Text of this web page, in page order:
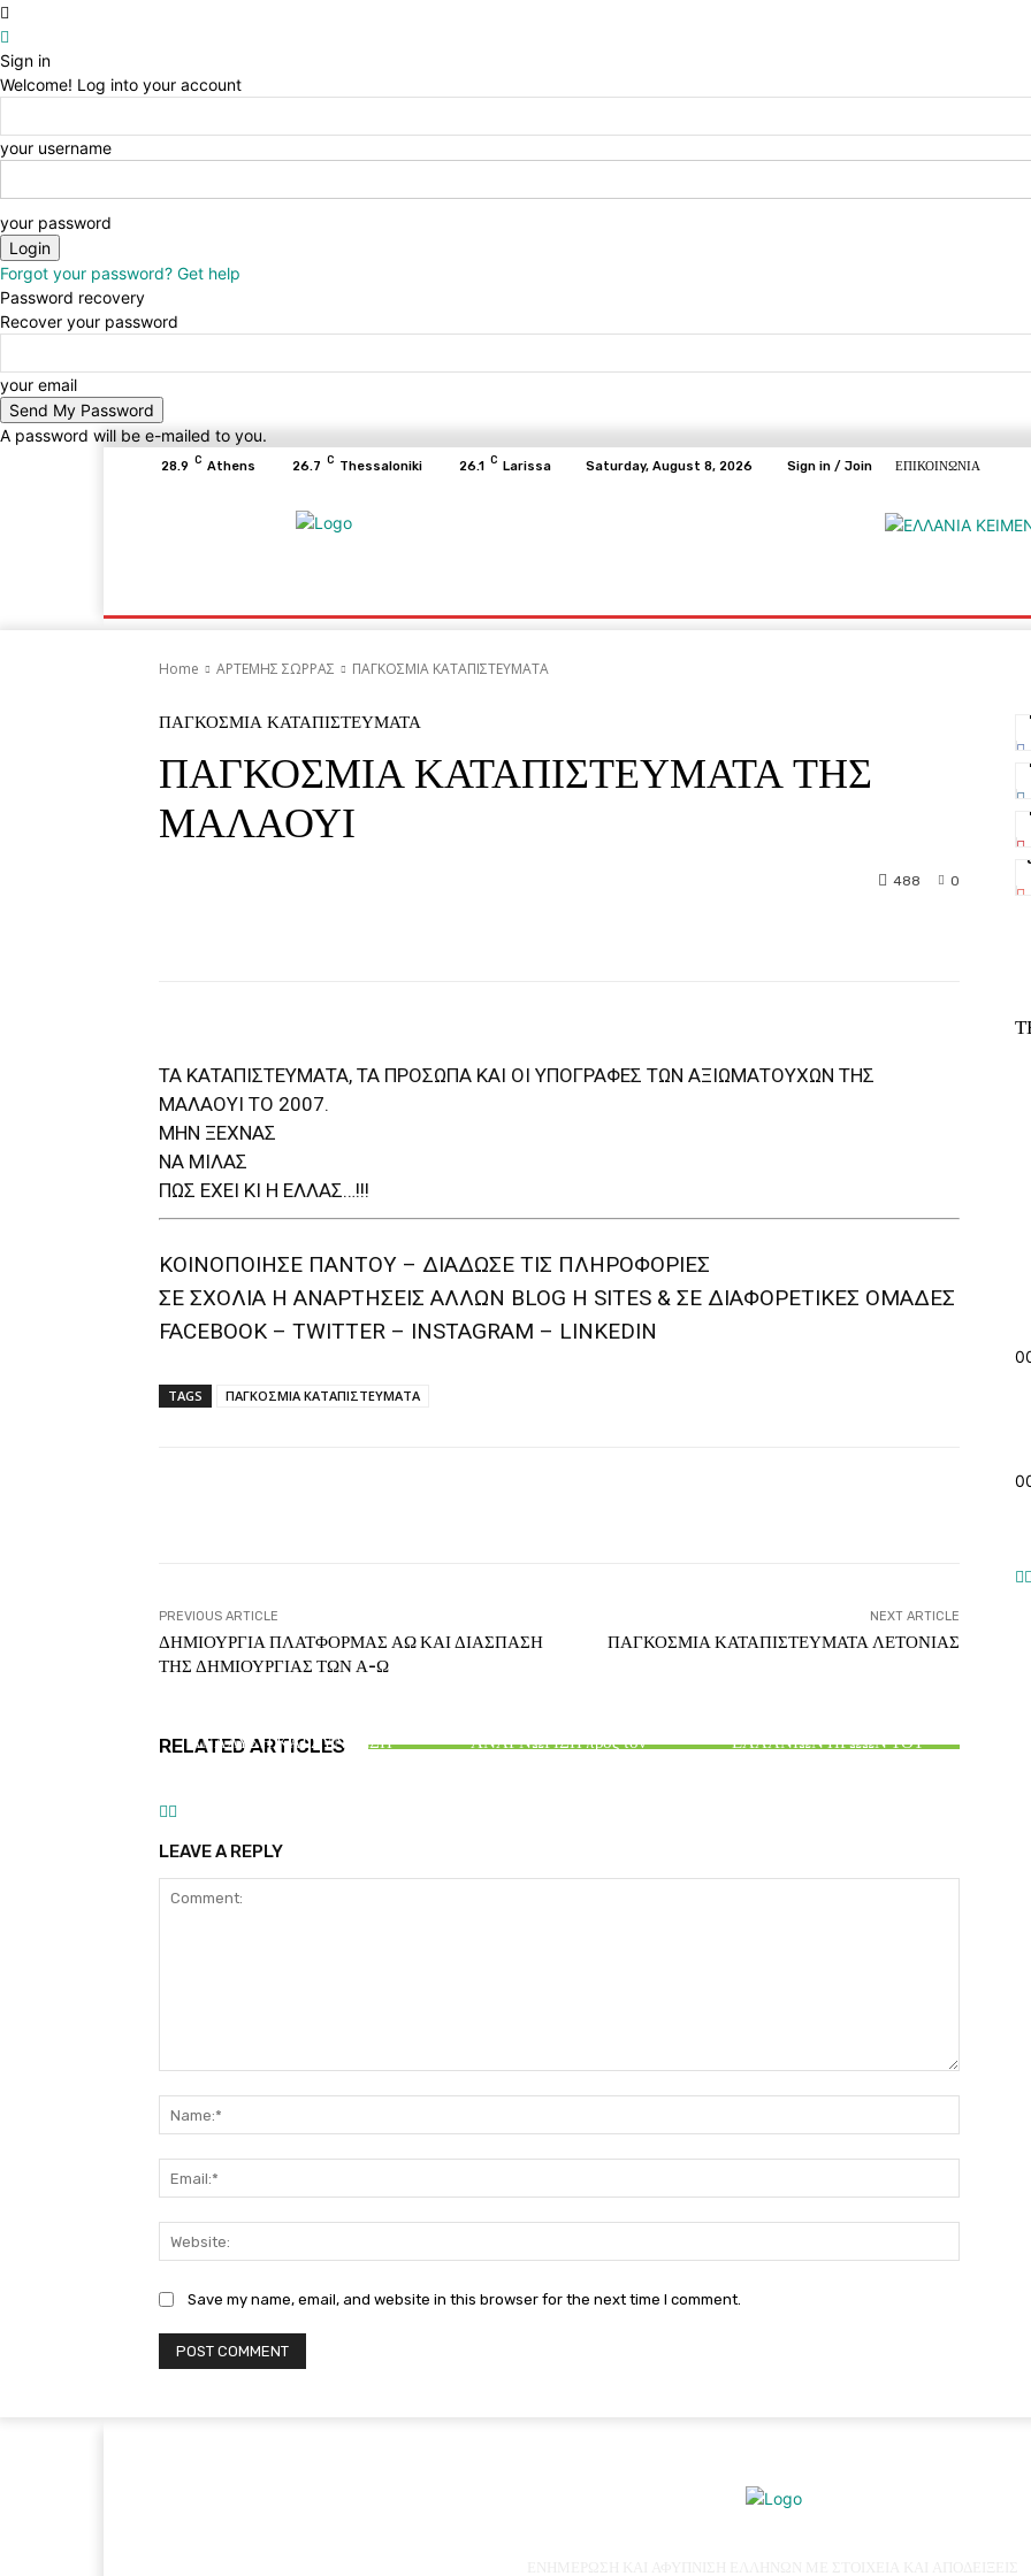
Sign in
Welcome! Log into your account
your username
your password
Forgot your password? Get help
Password recovery
Recover your password
your email
A password will be e-mailed to you.
28.9 C Athens 26.7 C Thessaloniki 26.1 C Larissa Saturday, August 8, 2026 Sign in / Join ΕΠΙΚΟΙΝΩΝΙΑ
Home ΑΡΤΕΜΗΣ ΣΩΡΡΑΣ ΠΑΓΚΟΣΜΙΑ ΚΑΤΑΠΙΣΤΕΥΜΑΤΑ
ΠΑΓΚΟΣΜΙΑ ΚΑΤΑΠΙΣΤΕΥΜΑΤΑ
ΠΑΓΚΟΣΜΙΑ ΚΑΤΑΠΙΣΤΕΥΜΑΤΑ ΤΗΣ
ΜΑΛΑΟΥΙ
0
488
ΤΑ ΚΑΤΑΠΙΣΤΕΥΜΑΤΑ, ΤΑ ΠΡΟΣΩΠΑ ΚΑΙ ΟΙ ΥΠΟΓΡΑΦΕΣ ΤΩΝ ΑΞΙΩΜΑΤΟΥΧΩΝ ΤΗΣ
ΜΑΛΑΟΥΙ ΤΟ 2007.
ΜΗΝ ΞΕΧΝΑΣ
ΝΑ ΜΙΛΑΣ
ΠΩΣ ΕΧΕΙ ΚΙ Η ΕΛΛΑΣ…!!!
ΚΟΙΝΟΠΟΙΗΣΕ ΠΑΝΤΟΥ – ΔΙΑΔΩΣΕ ΤΙΣ ΠΛΗΡΟΦΟΡΙΕΣ
ΣΕ ΣΧΟΛΙΑ H ΑΝAΡΤΗΣΕΙΣ ΑΛΛΩΝ BLOG H SITES & ΣΕ ΔΙΑΦΟΡΕTIKEΣ ΟΜΑΔΕΣ
FACEBOOK – TWITTER – INSTAGRAM – LINKEDIN
TAGS ΠΑΓΚΟΣΜΙΑ ΚΑΤΑΠΙΣΤΕΥΜΑΤΑ
PREVIOUS ARTICLE
ΔΗΜΙΟΥΡΓΙΑ ΠΛΑΤΦΟΡΜΑΣ ΑΩ ΚΑΙ ΔΙΑΣΠΑΣΗ
ΤΗΣ ΔΗΜΙΟΥΡΓΙΑΣ ΤΩΝ Α-Ω
NEXT ARTICLE
ΠΑΓΚΟΣΜΙΑ ΚΑΤΑΠΙΣΤΕΥΜΑΤΑ ΛΕΤΟΝΙΑΣ
RELATED ARTICLES
ΑΝΑΛΥΣΗ ΚΑΙ ΣΥΝΘΕΣΗ
ΑΝΑΓΝΩΡΙΣΗ προς τον
ΕΛΛΑΝΙΩΝ ΗΡΩΩΝ ΤΟΥ
LEAVE A REPLY
Save my name, email, and website in this browser for the next time I comment.